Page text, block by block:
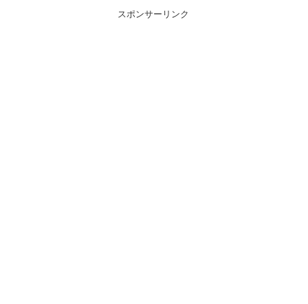
スポンサーリンク